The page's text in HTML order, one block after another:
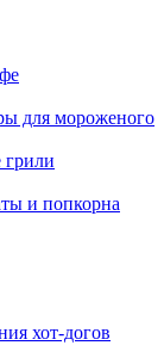
для мороженого
и попкорна
хот-догов